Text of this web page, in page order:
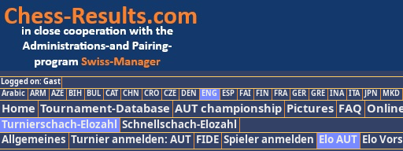
Logged on: Gast
Arabic ARM AZE BIH BUL CAT CHN CRO CZE DEN ENG ESP FAI FIN FRA GER GRE INA ITA JPN MKD
Home Tournament-Database AUT championship Pictures FAQ
Turnierschach-Elozahl Schnellschach-Elozahl
Allgemeines Turnier anmelden: AUT FIDE Spieler anmelden Elo AUT Elo